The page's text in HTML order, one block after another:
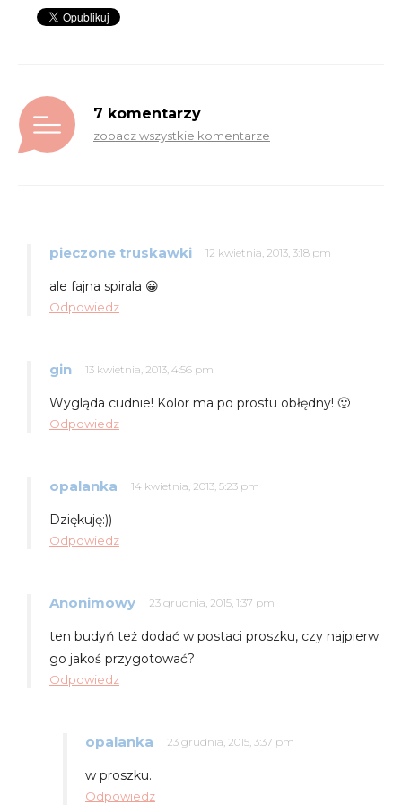
7 komentarzy
zobacz wszystkie komentarze
pieczone truskawki 12 kwietnia, 2013, 3:18 pm
ale fajna spirala 😀
Odpowiedz
gin 13 kwietnia, 2013, 4:56 pm
Wygląda cudnie! Kolor ma po prostu obłędny! 🙂
Odpowiedz
opalanka 14 kwietnia, 2013, 5:23 pm
Dziękuję:))
Odpowiedz
Anonimowy 23 grudnia, 2015, 1:37 pm
ten budyń też dodać w postaci proszku, czy najpierw
go jakoś przygotować?
Odpowiedz
opalanka 23 grudnia, 2015, 3:37 pm
w proszku.
Odpowiedz